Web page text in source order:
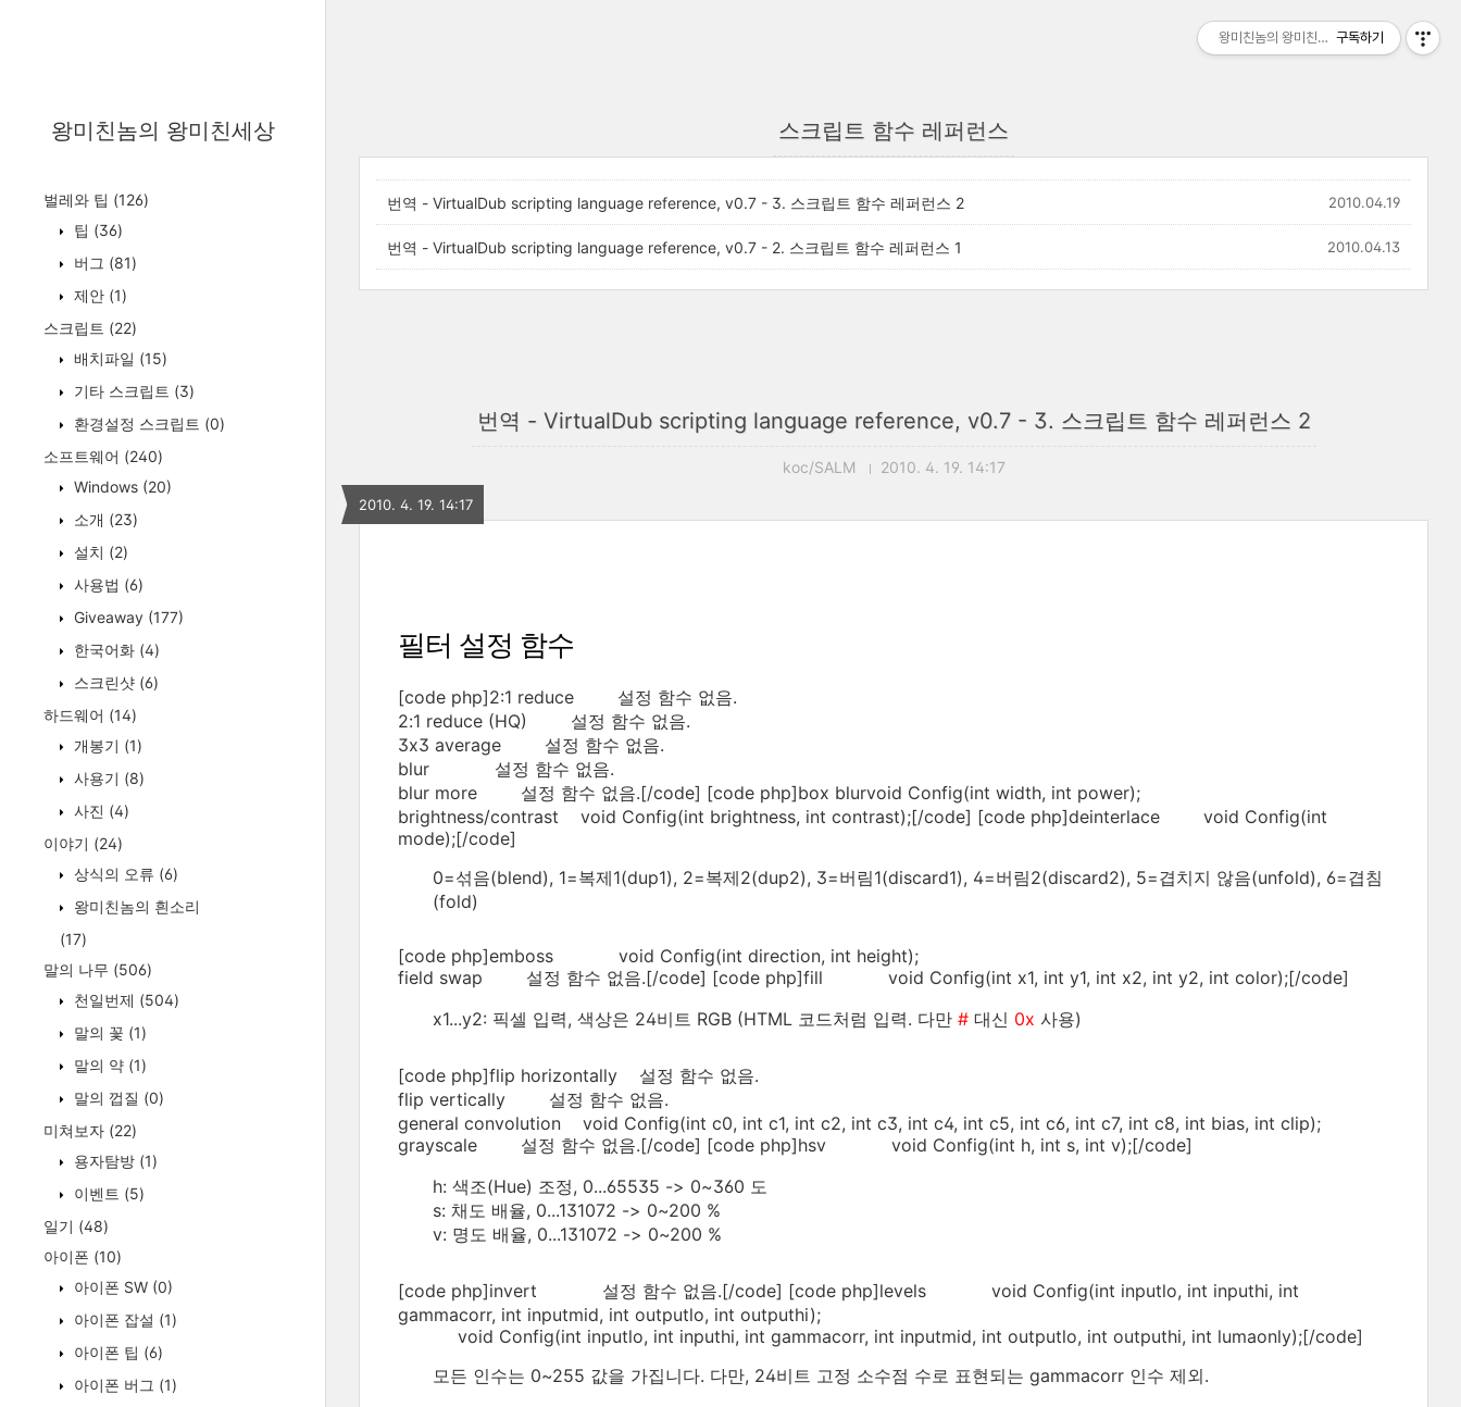
왕미친놈의 왕미친세상
벌레와 팁 (126)
팁 (36)
버그 (81)
제안 (1)
스크립트 (22)
배치파일 (15)
기타 스크립트 (3)
환경설정 스크립트 (0)
소프트웨어 (240)
Windows (20)
소개 (23)
설치 (2)
사용법 (6)
Giveaway (177)
한국어화 (4)
스크린샷 (6)
하드웨어 (14)
개봉기 (1)
사용기 (8)
사진 (4)
이야기 (24)
상식의 오류 (6)
왕미친놈의 흰소리
(17)
말의 나무 (506)
천일번제 (504)
말의 꽃 (1)
말의 약 (1)
말의 껍질 (0)
미쳐보자 (22)
용자탐방 (1)
이벤트 (5)
일기 (48)
아이폰 (10)
아이폰 SW (0)
아이폰 잡설 (1)
아이폰 팁 (6)
아이폰 버그 (1)
스크립트 함수 레퍼런스
번역 - VirtualDub scripting language reference, v0.7 - 3. 스크립트 함수 레퍼런스 2 2010.04.19
번역 - VirtualDub scripting language reference, v0.7 - 2. 스크립트 함수 레퍼런스 1 2010.04.13
번역 - VirtualDub scripting language reference, v0.7 - 3. 스크립트 함수 레퍼런스 2
koc/SALM 2010. 4. 19. 14:17
2010. 4. 19. 14:17
필터 설정 함수
[code php]2:1 reduce 설정 함수 없음.
2:1 reduce (HQ) 설정 함수 없음.
3x3 average 설정 함수 없음.
blur 설정 함수 없음.
blur more 설정 함수 없음.[/code] [code php]box blurvoid Config(int width, int power);
brightness/contrast void Config(int brightness, int contrast);[/code] [code php]deinterlace void Config(int
mode);[/code]
0=섞음(blend), 1=복제1(dup1), 2=복제2(dup2), 3=버림1(discard1), 4=버림2(discard2), 5=겹치지 않음(unfold), 6=겹침
(fold)
[code php]emboss void Config(int direction, int height);
field swap 설정 함수 없음.[/code] [code php]fill void Config(int x1, int y1, int x2, int y2, int color);[/code]
x1...y2: 픽셀 입력, 색상은 24비트 RGB (HTML 코드처럼 입력. 다만 # 대신 0x 사용)
[code php]flip horizontally 설정 함수 없음.
flip vertically 설정 함수 없음.
general convolution void Config(int c0, int c1, int c2, int c3, int c4, int c5, int c6, int c7, int c8, int bias, int clip);
grayscale 설정 함수 없음.[/code] [code php]hsv void Config(int h, int s, int v);[/code]
h: 색조(Hue) 조정, 0...65535 -> 0~360 도
s: 채도 배율, 0...131072 -> 0~200 %
v: 명도 배율, 0...131072 -> 0~200 %
[code php]invert 설정 함수 없음.[/code] [code php]levels void Config(int inputlo, int inputhi, int
gammacorr, int inputmid, int outputlo, int outputhi);
void Config(int inputlo, int inputhi, int gammacorr, int inputmid, int outputlo, int outputhi, int lumaonly);[/code]
모든 인수는 0~255 값을 가집니다. 다만, 24비트 고정 소수점 수로 표현되는 gammacorr 인수 제외.
왕미친놈의 왕미친세상구독하기